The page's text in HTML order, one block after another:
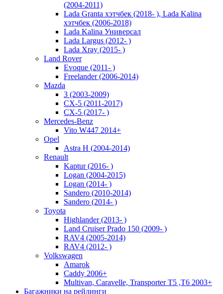
(2004-2011)
Lada Granta хэтчбек (2018- ), Lada Kalina
хэтчбек (2006-2018)
Lada Kalina Универсал
Lada Largus (2012- )
Lada Xray (2015- )
Land Rover
Evoque (2011- )
Freelander (2006-2014)
Mazda
3 (2003-2009)
CX-5 (2011-2017)
CX-5 (2017- )
Mercedes-Benz
Vito W447 2014+
Opel
Astra H (2004-2014)
Renault
Kaptur (2016- )
Logan (2004-2015)
Logan (2014- )
Sandero (2010-2014)
Sandero (2014- )
Toyota
Highlander (2013- )
Land Cruiser Prado 150 (2009- )
RAV4 (2005-2014)
RAV4 (2012- )
Volkswagen
Amarok
Caddy 2006+
Multivan, Caravelle, Transporter T5 ,T6 2003+
Багажники на рейлинги